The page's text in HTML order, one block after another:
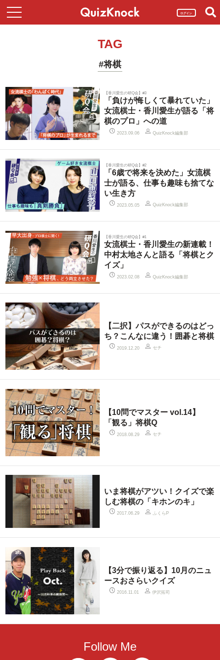
ログイン
TAG
#将棋
【香川愛生の研Q会】#3
「負けが悔しくて暴れていた」
女流棋士・香川愛生が語る「将
棋のプロ」への道
2023.09.06 QuizKnock編集部
【香川愛生の研Q会】#2
「6歳で将来を決めた」女流棋
士が語る、仕事も趣味も捨てな
い生き方
2023.05.05 QuizKnock編集部
【香川愛生の研Q会】#1
女流棋士・香川愛生の新連載！
中村太地さんと語る「将棋とク
イズ」
2023.02.08 QuizKnock編集部
【二択】パスができるのはどっ
ち？こんなに違う！囲碁と将棋
2019.12.20 セチ
【10問でマスター vol.14】
「観る」将棋Q
2018.08.29 セチ
いま将棋がアツい！クイズで楽
しむ将棋の「キホンのキ」
2017.06.29 ふくらP
【3分で振り返る】10月のニュ
ースおさらいクイズ
2016.11.01 伊沢拓司
Follow Me